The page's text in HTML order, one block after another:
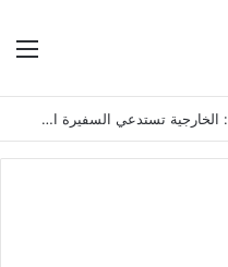
التونسي !!